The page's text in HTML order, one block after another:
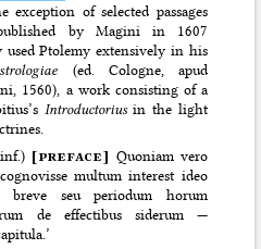
of selected passages
by Magini in 1607
used Ptolemy extensively in his
(ed. Cologne, apud
1560), a work consisting of a
Introductoriusin the light
[preface] Quoniam vero
multum interest ideo
breve seu periodum horum
de effectibus siderum —